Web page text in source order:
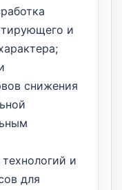
и
снижения
и
для